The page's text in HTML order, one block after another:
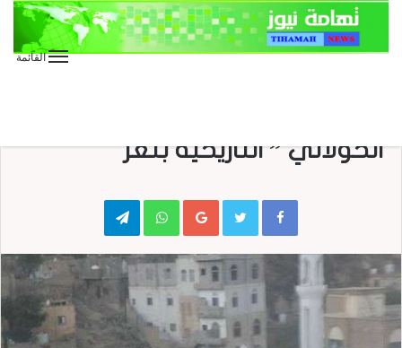
القائمة
الخولاني ” التاريخية بتعز
Google+
WhatsApp
Telegram